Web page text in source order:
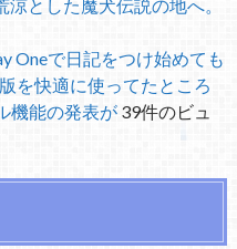
涼とした魔犬伝説の地へ。
Oneで日記をつけ始めても
を快適に使ってたところ
機能の発表が 39件のビュ